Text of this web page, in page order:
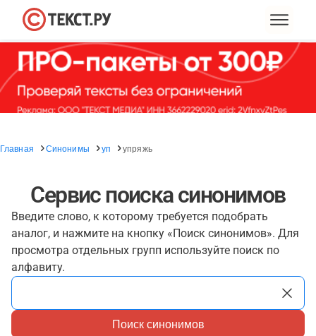
Главная Синонимы уп упряжь
Сервис поиска синонимов
Введите слово, к которому требуется подобрать
аналог, и нажмите на кнопку «Поиск синонимов». Для
просмотра отдельных групп используйте поиск по
алфавиту.
Поиск синонимов